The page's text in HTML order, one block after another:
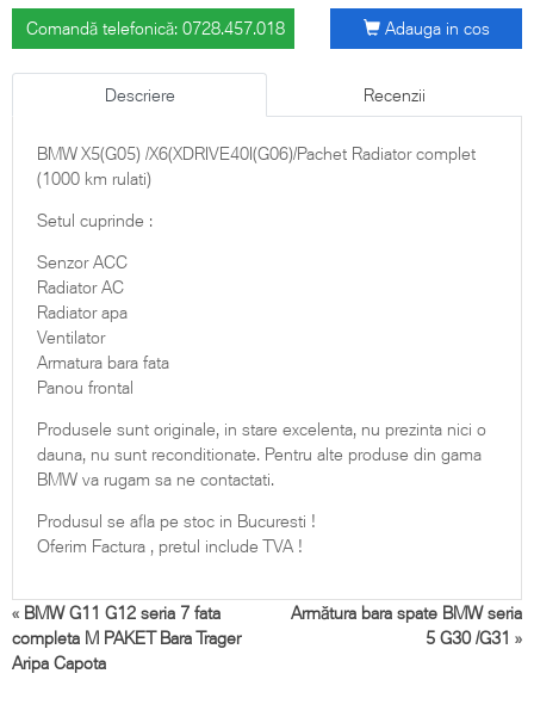
Comandă telefonică: 0728.457.018 Adauga in cos
Descriere Recenzii
BMW X5(G05) /X6(XDRIVE40I(G06)/Pachet Radiator complet
(1000 km rulati)
Setul cuprinde :
Senzor ACC
Radiator AC
Radiator apa
Ventilator
Armatura bara fata
Panou frontal
Produsele sunt originale, in stare excelenta, nu prezinta nici o
dauna, nu sunt reconditionate. Pentru alte produse din gama
BMW va rugam sa ne contactati.
Produsul se afla pe stoc in Bucuresti !
Oferim Factura , pretul include TVA !
« BMW G11 G12 seria 7 fata
completa M PAKET Bara Trager
Aripa Capota
Armătura bara spate BMW seria
5 G30 /G31 »